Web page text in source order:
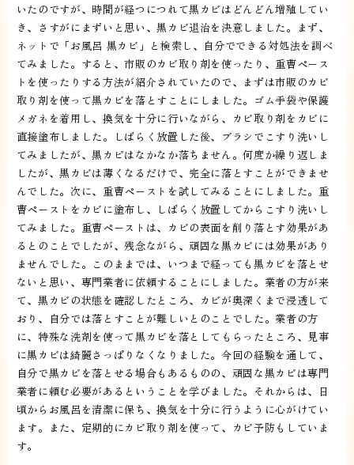
いたのですが、時間が経つにつれて黒カビはどんどん増殖してい
き、さすがにまずいと思い、黒カビ退治を決意しました。まず、
ネットで「お風呂 黒カビ」と検索し、自分でできる対処法を調べ
てみました。すると、市販のカビ取り剤を使ったり、重曹ペース
トを使ったりする方法が紹介されていたので、まずは市販のカビ
取り剤を使って黒カビを落とすことにしました。ゴム手袋や保護
メガネを着用し、換気を十分に行いながら、カビ取り剤をカビに
直接塗布しました。しばらく放置した後、ブラシでこすり洗いし
てみましたが、黒カビはなかなか落ちません。何度か繰り返しま
したが、黒カビは薄くなるだけで、完全に落とすことができませ
んでした。次に、重曹ペーストを試してみることにしました。重
曹ペーストをカビに塗布し、しばらく放置してからこすり洗いし
てみました。重曹ペーストは、カビの表面を削り落とす効果があ
るとのことでしたが、残念ながら、頑固な黒カビには効果があり
ませんでした。このままでは、いつまで経っても黒カビを落とせ
ないと思い、専門業者に依頼することにしました。業者の方が来
て、黒カビの状態を確認したところ、カビが奥深くまで浸透して
おり、自分では落とすことが難しいとのことでした。業者の方
に、特殊な洗剤を使って黒カビを落としてもらったところ、見事
に黒カビは綺麗さっぱりなくなりました。今回の経験を通して、
自分で黒カビを落とせる場合もあるものの、頑固な黒カビは専門
業者に頼む必要があるということを学びました。それからは、日
頃からお風呂を清潔に保ち、換気を十分に行うように心がけてい
ます。また、定期的にカビ取り剤を使って、カビ予防もしていま
す。